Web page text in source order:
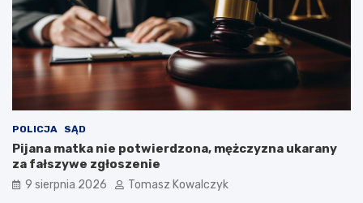
POLICJA SĄD
Pijana matka nie potwierdzona, mężczyzna ukarany
za fałszywe zgłoszenie
9 sierpnia 2026 Tomasz Kowalczyk